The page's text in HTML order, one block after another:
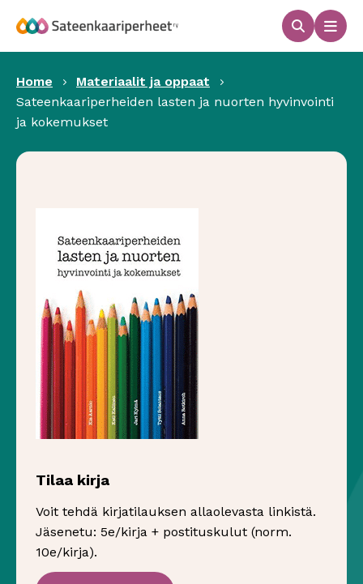
sisältöön
Haku
Home
Materiaalit ja oppaat
Sateenkaariperheiden lasten ja nuorten hyvinvointi
ja kokemukset
Tilaa kirja
Voit tehdä kirjatilauksen allaolevasta linkistä.
Jäsenetu: 5e/kirja + postituskulut (norm.
10e/kirja).